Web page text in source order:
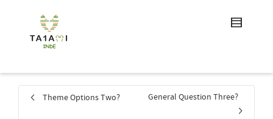
Theme Options Two? General Question Three?